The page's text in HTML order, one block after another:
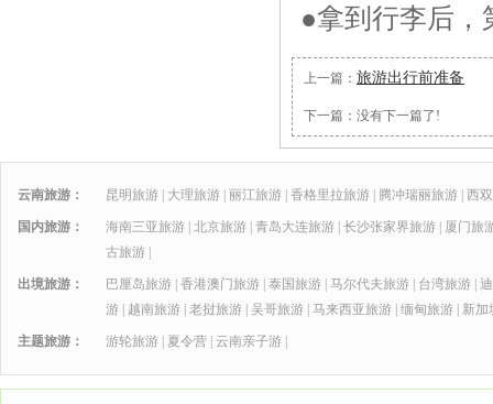
●拿到行李后，
上一篇： 旅游出行前准备
下一篇：没有下一篇了!
云南旅游： 昆明旅游 大理旅游 丽江旅游 香格里拉旅游 腾冲瑞丽旅游 西
国内旅游： 海南三亚旅游 北京旅游 青岛大连旅游 长沙张家界旅游
厦门旅
古旅游
出境旅游： 巴厘岛旅游 香港澳门旅游 泰国旅游 马尔代夫旅游 台湾旅游
游
越南旅游 老挝旅游 吴哥旅游 马来西亚旅游 缅甸旅游 新加
主题旅游： 游轮旅游 夏令营 云南亲子游